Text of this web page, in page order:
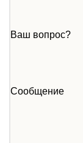
Ваш вопрос?
Сообщение